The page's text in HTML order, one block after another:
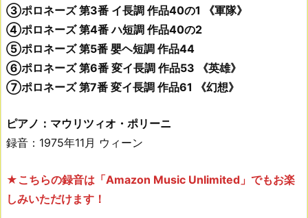
③ポロネーズ 第3番 イ長調 作品40の1 《軍隊》
④ポロネーズ 第4番 ハ短調 作品40の2
⑤ポロネーズ 第5番 嬰ヘ短調 作品44
⑥ポロネーズ 第6番 変イ長調 作品53 《英雄》
⑦ポロネーズ 第7番 変イ長調 作品61 《幻想》
ピアノ：マウリツィオ・ポリーニ
録音：1975年11月 ウィーン
★こちらの録音は「Amazon Music Unlimited」でもお楽
しみいただけます！